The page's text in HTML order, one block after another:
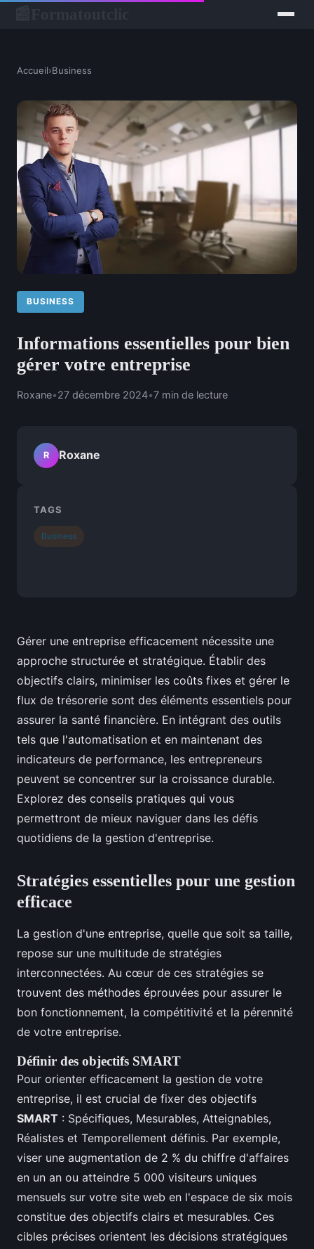
Accueil›Business
BUSINESS
Informations essentielles pour bien
gérer votre entreprise
Roxane•27 décembre 2024•7 min de lecture
Gérer une entreprise efficacement nécessite une
approche structurée et stratégique. Établir des
objectifs clairs, minimiser les coûts fixes et gérer le
flux de trésorerie sont des éléments essentiels pour
assurer la santé financière. En intégrant des outils
tels que l'automatisation et en maintenant des
indicateurs de performance, les entrepreneurs
peuvent se concentrer sur la croissance durable.
Explorez des conseils pratiques qui vous
permettront de mieux naviguer dans les défis
quotidiens de la gestion d'entreprise.
Stratégies essentielles pour une gestion
efficace
La gestion d'une entreprise, quelle que soit sa taille,
repose sur une multitude de stratégies
interconnectées. Au cœur de ces stratégies se
trouvent des méthodes éprouvées pour assurer le
bon fonctionnement, la compétitivité et la pérennité
de votre entreprise.
Définir des objectifs SMART
Pour orienter efficacement la gestion de votre
entreprise, il est crucial de fixer des objectifs
SMART : Spécifiques, Mesurables, Atteignables,
Réalistes et Temporellement définis. Par exemple,
viser une augmentation de 2 % du chiffre d'affaires
en un an ou atteindre 5 000 visiteurs uniques
mensuels sur votre site web en l'espace de six mois
constitue des objectifs clairs et mesurables. Ces
cibles précises orientent les décisions stratégiques
R Roxane
TAGS
Business